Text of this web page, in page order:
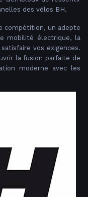
des vélos BH.
compétition, un adepte
mobilité électrique, la
vos exigences.
la fusion parfaite de
moderne avec les